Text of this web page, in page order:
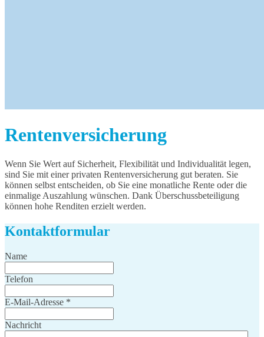
Rentenversicherung
Wenn Sie Wert auf Sicherheit, Flexibilität und Individualität legen,
sind Sie mit einer privaten Rentenversicherung gut beraten. Sie
können selbst entscheiden, ob Sie eine monatliche Rente oder die
einmalige Auszahlung wünschen. Dank Überschussbeteiligung
können hohe Renditen erzielt werden.
Kontaktformular
Name
Telefon
E-Mail-Adresse *
Nachricht